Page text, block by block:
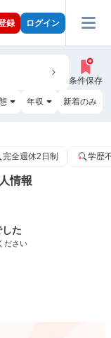
録 ログイン
条件保存
年収 新着のみ
完全週休2日制 学歴
情報
た
ださい